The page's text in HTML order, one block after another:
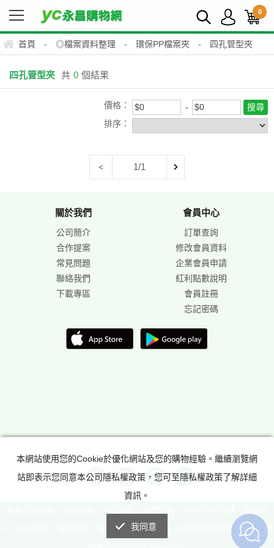
0
首頁 - ◎檔案資料整理 - 環保PP檔案夾 - 四孔管型夾
四孔管型夾 共 0 個結果
價格：
排序：
< 1/1
關於我們
公司簡介
合作提案
常見問題
聯絡我們
下載專區
會員中心
訂單查詢
修改會員資料
企業會員申請
紅利點數說明
會員註冊
忘記密碼
材，辦公傢具，體育用品，滿足所有辦公室需求! 永昌創新國際有限公司 版權
本網站使用您的Cookie於優化網站及您的購物經驗。繼續瀏覽網
站即表示您同意本公司隱私權政策，您可至隱私權政策了解詳細
資訊。
我同意